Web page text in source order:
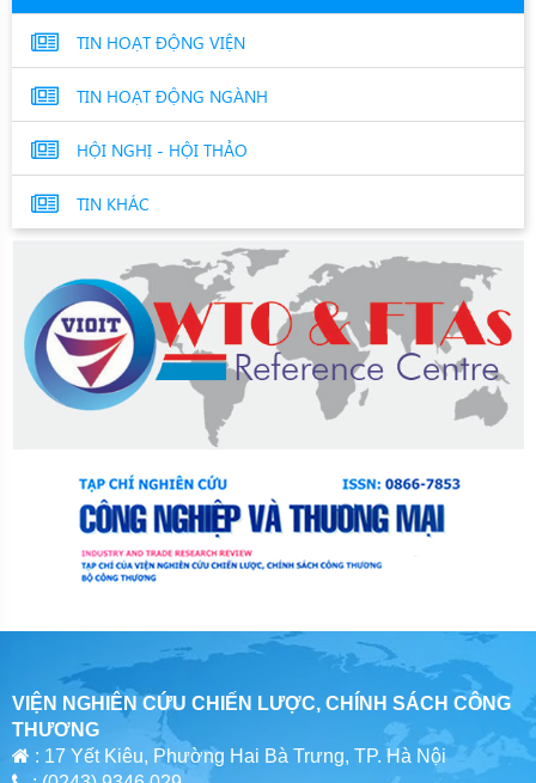
TIN HOẠT ĐỘNG VIỆN
TIN HOẠT ĐỘNG NGÀNH
HỘI NGHỊ - HỘI THẢO
TIN KHÁC
VIỆN NGHIÊN CỨU CHIẾN LƯỢC, CHÍNH SÁCH CÔNG
THƯƠNG
: 17 Yết Kiêu, Phường Hai Bà Trưng, TP. Hà Nội